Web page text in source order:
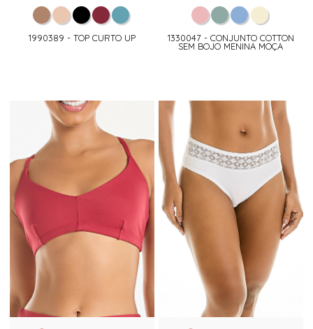
1990389 - TOP CURTO UP 1330047 - CONJUNTO COTTON
SEM BOJO MENINA MOÇA